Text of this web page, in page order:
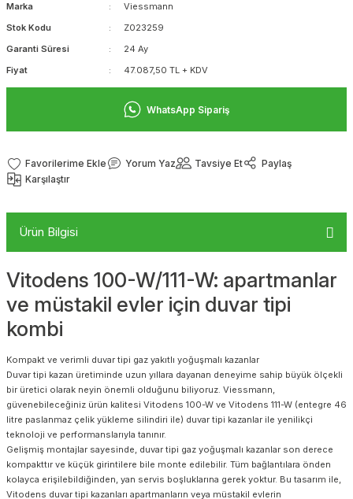
Marka
Viessmann
Stok Kodu
Z023259
Garanti Süresi
24 Ay
Fiyat
47.087,50 TL + KDV
WhatsApp Sipariş
Yorum Yaz Tavsiye Et
Paylaş
Karşılaştır
Ürün Bilgisi
Vitodens 100-W/111-W: apartmanlar
ve müstakil evler için duvar tipi
kombi
Kompakt ve verimli duvar tipi gaz yakıtlı yoğuşmalı kazanlar
Duvar tipi kazan üretiminde uzun yıllara dayanan deneyime sahip büyük ölçekli
bir üretici olarak neyin önemli olduğunu biliyoruz. Viessmann,
güvenebileceğiniz ürün kalitesi Vitodens 100-W ve Vitodens 111-W (entegre 46
litre paslanmaz çelik yükleme silindiri ile) duvar tipi kazanlar ile yenilikçi
teknoloji ve performanslarıyla tanınır.
Gelişmiş montajlar sayesinde, duvar tipi gaz yoğuşmalı kazanlar son derece
kompakttır ve küçük girintilere bile monte edilebilir. Tüm bağlantılara önden
kolayca erişilebildiğinden, yan servis boşluklarına gerek yoktur. Bu tasarım ile,
Vitodens duvar tipi kazanları apartmanların veya müstakil evlerin